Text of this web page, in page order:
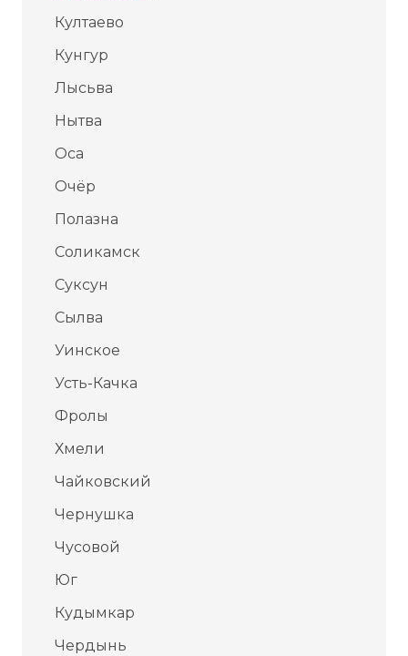
Култаево
Кунгур
Лысьва
Нытва
Оса
Очёр
Полазна
Соликамск
Суксун
Сылва
Уинское
Усть-Качка
Фролы
Хмели
Чайковский
Чернушка
Чусовой
Юг
Кудымкар
Чердынь